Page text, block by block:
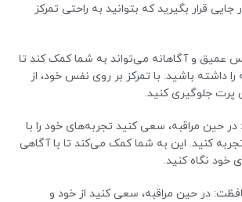
قرار بگیرید که بتوانید به راحتی تمرکز
عمیق و آگاهانه می‌تواند به شما کمک کند تا
را داشته باشید. با تمرکز بر روی نفس خود، از
جلوگیری کنید.
در حین مراقبه، سعی کنید تجربه‌های خود را با
کنید. این به شما کمک می‌کند تا با آگاهی
خود نگاه کنید.
در حین مراقبه، سعی کنید از خود و